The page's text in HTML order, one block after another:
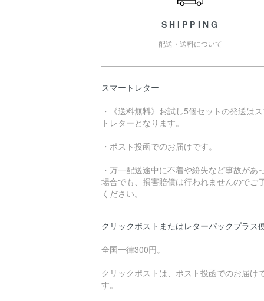
SHIPPING
配送・送料について
スマートレター
・《送料無料》お試し5個セットの発送は
トレターとなります。
・ポスト投函でのお届けです。
・万一配送途中に不着や紛失など事故があ
場合でも、損害賠償は行われませんのでご
ください。
クリックポストまたはレターパックプラス
全国一律300円。
クリックポストは、ポスト投函でのお届け
す。